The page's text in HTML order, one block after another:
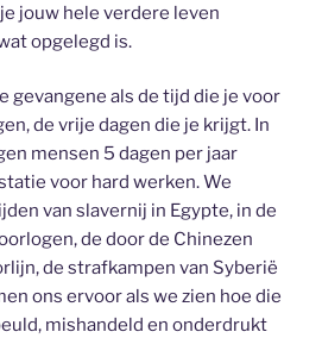
jouw hele verdere leven
opgelegd is.
gevangene als de tijd die je voor
de vrije dagen die je krijgt. In
mensen 5 dagen per jaar
voor hard werken. We
van slavernij in Egypte, in de
de door de Chinezen
de strafkampen van Syberië
ons ervoor als we zien hoe die
mishandeld en onderdrukt